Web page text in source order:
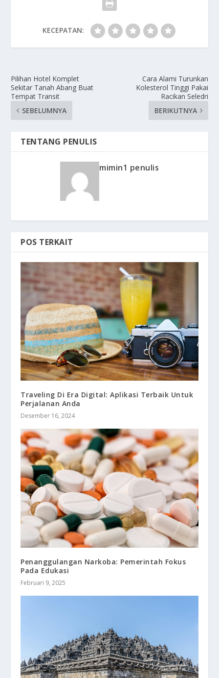
KECEPATAN:
Pilihan Hotel Komplet
Sekitar Tanah Abang Buat
Tempat Transit
SEBELUMNYA
Cara Alami Turunkan
Kolesterol Tinggi Pakai
Racikan Seledri
BERIKUTNYA
TENTANG PENULIS
mimin1 penulis
POS TERKAIT
Traveling Di Era Digital: Aplikasi Terbaik Untuk
Perjalanan Anda
Desember 16, 2024
Penanggulangan Narkoba: Pemerintah Fokus
Pada Edukasi
Februari 9, 2025